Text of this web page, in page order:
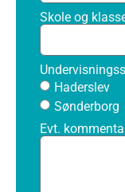
Skole og
Haderslev
Sønderborg
Evt.